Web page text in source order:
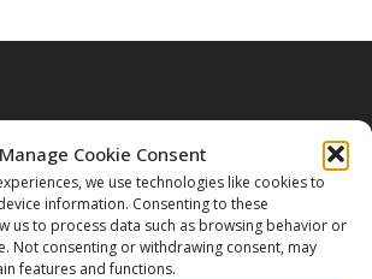
Manage Cookie Consent
we use technologies like cookies to
information. Consenting to these
us to process data such as browsing behavior or
Not consenting or withdrawing consent, may
features and functions.
Previous Post
COMUNICAZIONE NON
VIOLENTA